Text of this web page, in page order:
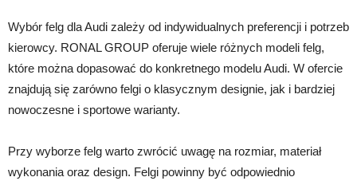
Wybór felg dla Audi zależy od indywidualnych preferencji i potrzeb
kierowcy. RONAL GROUP oferuje wiele różnych modeli felg,
które można dopasować do konkretnego modelu Audi. W ofercie
znajdują się zarówno felgi o klasycznym designie, jak i bardziej
nowoczesne i sportowe warianty.
Przy wyborze felg warto zwrócić uwagę na rozmiar, materiał
wykonania oraz design. Felgi powinny być odpowiednio